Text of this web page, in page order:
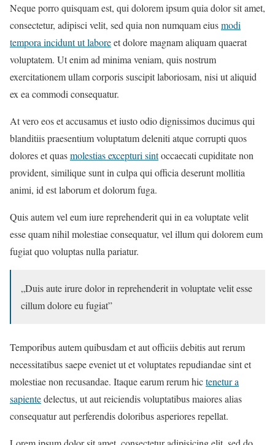
Neque porro quisquam est, qui dolorem ipsum quia dolor sit amet,
consectetur, adipisci velit, sed quia non numquam eiusmodi
tempora incidunt ut laboreet dolore magnam aliquam quaerat
voluptatem. Ut enim ad minima veniam, quis nostrum
exercitationem ullam corporis suscipit laboriosam, nisi ut aliquid
ex ea commodi consequatur.
At vero eos et accusamus et iusto odio dignissimos ducimus qui
blanditiis praesentium voluptatum deleniti atque corrupti quos
dolores et quasmolestias excepturi sintoccaecati cupiditate non
provident, similique sunt in culpa qui officia deserunt mollitia
animi, id est laborum et dolorum fuga.
Quis autem vel eum iure reprehenderit qui in ea voluptate velit
esse quam nihil molestiae consequatur, vel illum qui dolorem eum
fugiat quo voluptas nulla pariatur.
„Duis aute irure dolor in reprehenderit in voluptate velit esse
cillum dolore eu fugiat”
Temporibus autem quibusdam et aut officiis debitis aut rerum
necessitatibus saepe eveniet ut et voluptates repudiandae sint et
molestiae non recusandae. Itaque earum rerum hictenetur a
sapientedelectus, ut aut reiciendis voluptatibus maiores alias
consequatur aut perferendis doloribus asperiores repellat.